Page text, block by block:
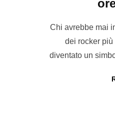
Chi avrebbe mai
dei rocker
diventato un